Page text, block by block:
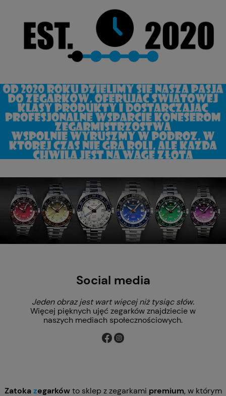
Social media
Jeden obraz jest wart więcej niż tysiąc słów.
Więcej pięknych ujęć zegarków znajdziecie w
naszych mediach społecznościowych.
Zatokazegarkówto sklep z zegarkami premium, w którym